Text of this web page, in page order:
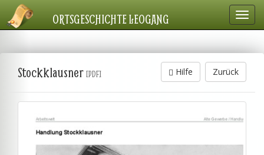
ORTSGESCHICHTE LEOGANG
Zurück
Hilfe
Stockklausner [PDF]